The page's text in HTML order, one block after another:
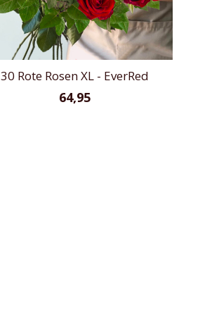
30 Rote Rosen XL - EverRed
64,95